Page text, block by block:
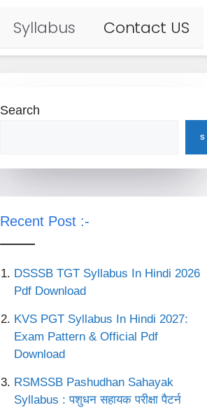
Syllabus Contact US
Search
Recent Post :-
DSSSB TGT Syllabus In Hindi 2026
Pdf Download
KVS PGT Syllabus In Hindi 2027:
Exam Pattern & Official Pdf
Download
RSMSSB Pashudhan Sahayak
Syllabus : पशुधन सहायक परीक्षा पैटर्न